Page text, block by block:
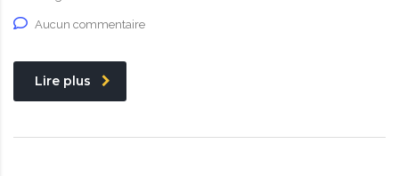
Aucun commentaire
Lire plus